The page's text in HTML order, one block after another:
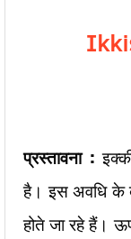
प्रस्तावना :
है। इस अवधि के
होते जा रहे हैं।